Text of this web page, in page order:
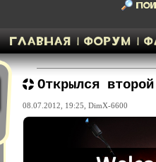
Открылся
08.07.2012, 19:25, DimX-6600